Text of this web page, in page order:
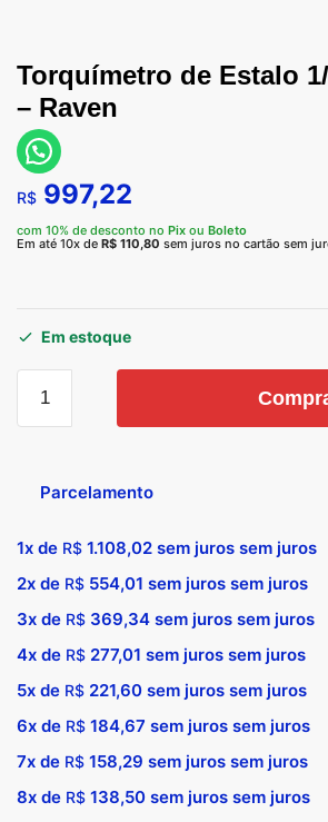
Torquímetro de Estalo
– Raven
R$ 997,22
com 10% de desconto no Pix ou Boleto
Em até 10x de R$ 110,80 sem juros no cartão sem
Em estoque
Parcelamento
1x de R$ 1.108,02 sem juros sem juros
2x de R$ 554,01 sem juros sem juros
3x de R$ 369,34 sem juros sem juros
4x de R$ 277,01 sem juros sem juros
5x de R$ 221,60 sem juros sem juros
6x de R$ 184,67 sem juros sem juros
7x de R$ 158,29 sem juros sem juros
8x de R$ 138,50 sem juros sem juros